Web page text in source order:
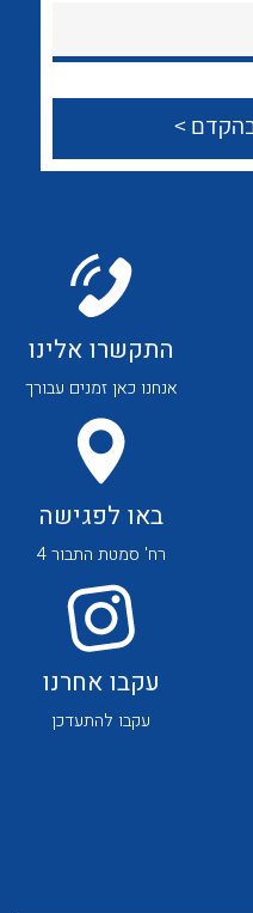
לכל מוצרי היצרן
התקשרו אלינו
אנחנו כאן זמנים עבורך
באו לפגישה
רח' סמטת התבור 4
עקבו אחרנו
עקבו להתעדכן